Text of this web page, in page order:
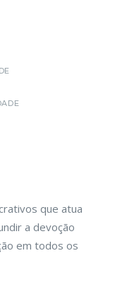
que atua
a devoção
em todos os